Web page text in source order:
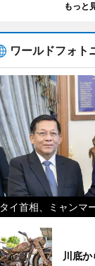
もっと
ワールドフォト
タイ首相、ミャンマ
川底